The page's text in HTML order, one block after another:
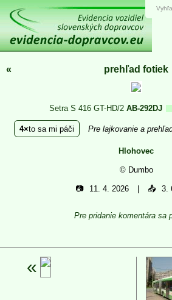
« prehľad fotiek
Setra S 416 GT-HD/2 AB-292DJ
4 to sa mi páči Pre lajkovanie a
Hlohovec
© Dumbo
📷 11. 4. 2026 📤 3.
Pre pridanie komentára sa